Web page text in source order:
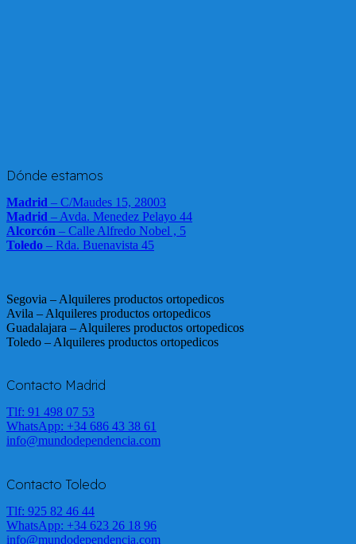
Dónde estamos
Madrid – C/Maudes 15, 28003
Madrid – Avda. Menedez Pelayo 44
Alcorcón – Calle Alfredo Nobel , 5
Toledo – Rda. Buenavista 45
Segovia – Alquileres productos ortopedicos
Avila – Alquileres productos ortopedicos
Guadalajara – Alquileres productos ortopedicos
Toledo – Alquileres productos ortopedicos
Contacto Madrid
Tlf: 91 498 07 53
WhatsApp: +34 686 43 38 61
info@mundodependencia.com
Contacto Toledo
Tlf: 925 82 46 44
WhatsApp: +34 623 26 18 96
info@mundodependencia.com